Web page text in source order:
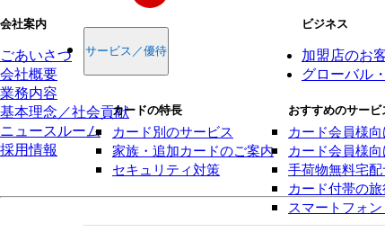
サービス／優待
カードの特長
カード別のサービス
家族・追加カードのご案内
セキュリティ対策
おすすめのサー
カード会員様
カード会員様
手荷物無料宅
カード付帯の
スマートフォ
会社案内
ごあいさつ
会社概要
業務内容
基本理念／社会貢献
ニュースルーム
採用情報
ビジネス
加盟店のお
グローバル